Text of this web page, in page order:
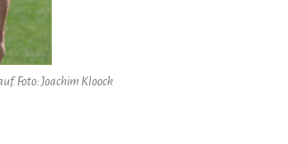
Foto: Joachim Kloock